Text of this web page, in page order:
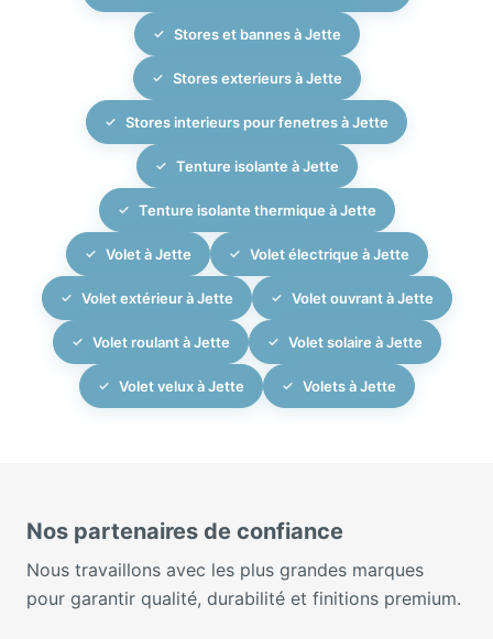
Stores et bannes à Jette
Stores exterieurs à Jette
Stores interieurs pour fenetres à Jette
Tenture isolante à Jette
Tenture isolante thermique à Jette
Volet à Jette Volet électrique à Jette
Volet extérieur à Jette Volet ouvrant à Jette
Volet roulant à Jette Volet solaire à Jette
Volet velux à Jette Volets à Jette
Nos partenaires de confiance
Nous travaillons avec les plus grandes marques
pour garantir qualité, durabilité et finitions premium.